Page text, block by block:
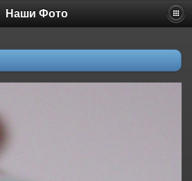
Наши Фото